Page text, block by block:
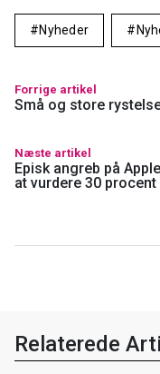
Nyheder
Forrige artikel
Små og store
Næste artikel
Episk angreb på
at vurdere 30
Relaterede